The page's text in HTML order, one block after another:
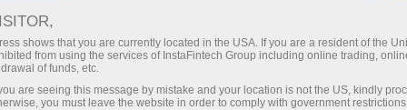
通过InstaForex获得真正竞争力的机
点差和手续费，以及股票和指数交
每笔存款
30%奖金
shows that you are currently located in the USA. If you are a resident of the
from using the services of InstaFintech Group including online trading,
of funds, etc.
are seeing this message by mistake and your location is not the US, kindly
you must leave the website in order to comply with government